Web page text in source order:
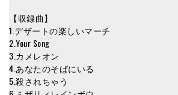
【収録曲】
1.デザートの楽しいマーチ
2.Your Song
3.カメレオン
4.あなたのそばにいる
5.殺されちゃう